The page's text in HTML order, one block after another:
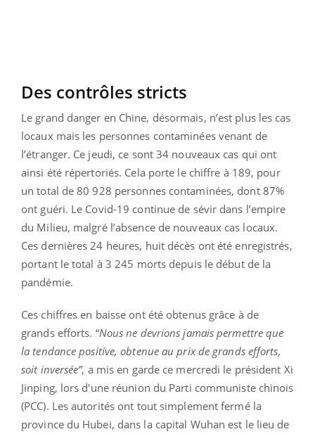
Des contrôles stricts
Le grand danger en Chine, désormais, n’est plus les cas
locaux mais les personnes contaminées venant de
l’étranger. Ce jeudi, ce sont 34 nouveaux cas qui ont
ainsi été répertoriés. Cela porte le chiffre à 189, pour
un total de 80 928 personnes contaminées, dont 87%
ont guéri. Le Covid-19 continue de sévir dans l’empire
du Milieu, malgré l’absence de nouveaux cas locaux.
Ces dernières 24 heures, huit décès ont été enregistrés,
portant le total à 3 245 morts depuis le début de la
pandémie.
Ces chiffres en baisse ont été obtenus grâce à de
grands efforts. “Nous ne devrions jamais permettre que
la tendance positive, obtenue au prix de grands efforts,
soit inversée”, a mis en garde ce mercredi le président Xi
Jinping, lors d'une réunion du Parti communiste chinois
(PCC). Les autorités ont tout simplement fermé la
province du Hubei, dans la capital Wuhan est le lieu de